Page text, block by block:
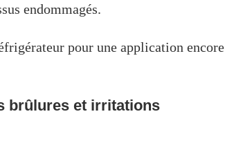
endommagés.
pour une application encore
brûlures et irritations